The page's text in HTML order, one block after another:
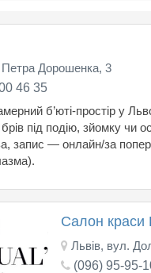
Петра Дорошенка, 3
46 35
б’юті-простір у
під подію, зйомку чи
запис — онлайн/за
Салон краси
Львів, вул.
(096) 95-95-